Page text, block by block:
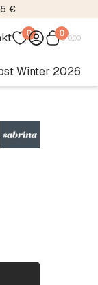
€
0 0€0.00
Winter 2026